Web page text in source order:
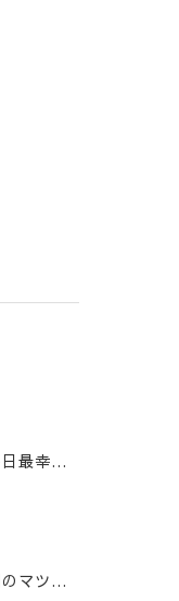
朝から最高👍毎日最幸の😁マツジン社長でございます🤗
早朝から絶好調のマツジン社長でございます✌️😁